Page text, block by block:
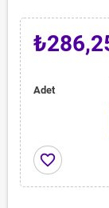
Adet
favorite_border